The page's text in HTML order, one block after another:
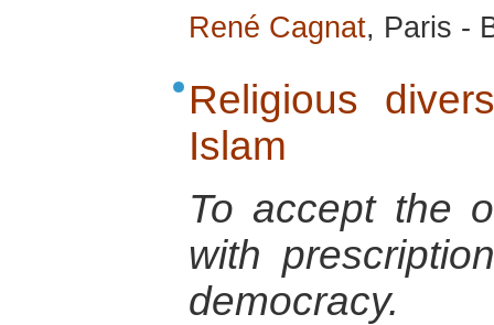
René Cagnat, Paris -
Religious
Islam
To accept the
with
democracy.